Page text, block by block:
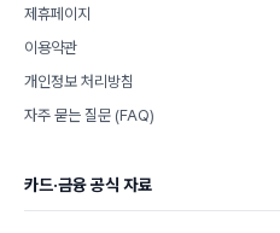
제휴페이지
이용약관
개인정보 처리방침
자주 묻는 질문 (FAQ)
카드·금융 공식 자료